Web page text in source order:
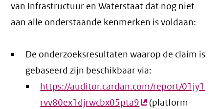
van Infrastructuur en Waterstaat dat nog niet
aan alle onderstaande kenmerken is voldaan:
De onderzoeksresultaten waarop de claim is
gebaseerd zijn beschikbaar via:
https://auditor.cardan.com/report/01jy1
rvv80ex1djrwcbx05pta9(externe
(platform-